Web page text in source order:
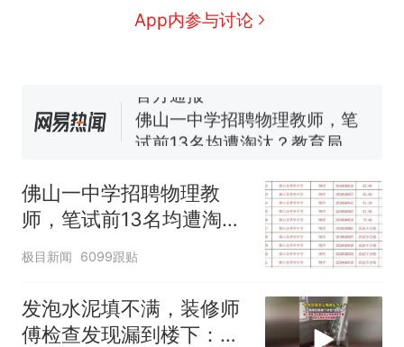
App内参与讨论
协会回应
美国渔民钓获鲨鱼徒手将其拽
回大海 目击者直呼震惊 （视频
佛山一中学招聘物理教师，笔
试前13名均遭淘汰？教育局：
核查
力已达15级 最新研判
热
那个在床头放菜刀的女孩，
因老师一句“跟我回家”改写了
人生
佛山一中学招聘物理教
师，笔试前13名均遭淘
汰？教育局：已叫停招
极目新闻 6099跟贴
发泡水泥填不满，装修师
傅检查发现漏到楼下：出